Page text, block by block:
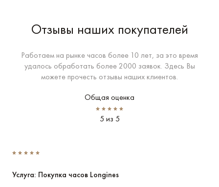
Отзывы наших покупателей
Работаем на рынке часов более 10 лет, за это время
удалось обработать более 2000 заявок. Здесь Вы
можете прочесть отзывы наших клиентов.
Общая оценка
5 из 5
Услуга: Покупка часов Longines